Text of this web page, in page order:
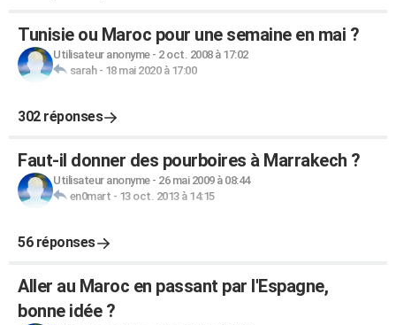
Tunisie ou Maroc pour une semaine en mai ?
Utilisateur anonyme- 2 oct. 2008 à 17:02
sarah- 18 mai 2020 à 17:00
302 réponses
Faut-il donner des pourboires à Marrakech ?
Utilisateur anonyme- 26 mai 2009 à 08:44
en0mart - 13 oct. 2013 à 14:15
56 réponses
Aller au Maroc en passant par l'Espagne,
bonne idée ?